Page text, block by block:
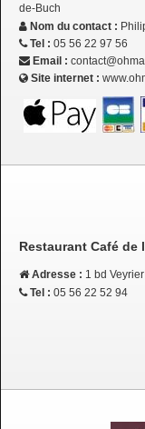
de-Buch
Nom du contact :
Tel : 05 56 22 97 56
Email :
Site internet :
Restaurant Café de
Adresse : 1 bd
Tel : 05 56 22 52 94